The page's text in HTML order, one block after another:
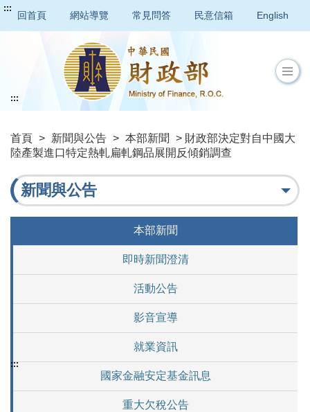
:::
回首頁 網站導覽 常見問答 民意信箱 English
首頁 > 新聞與公告 > 本部新聞
> 財政部決定對自中國大
陸產製進口特定熱軋扁軋鋼品展開反傾銷調查
:::
新聞與公告
本部新聞
即時新聞澄清
活動公告
影音宣導
就業資訊
國家金融安定基金訊息
重大欠稅公告
:::